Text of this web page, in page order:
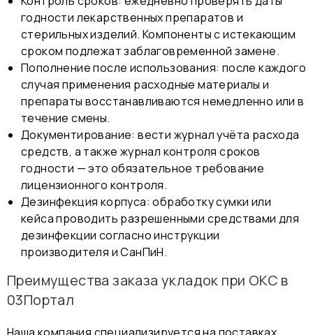
годности лекарственных препаратов и
стерильных изделий. Компоненты с истекающим
сроком подлежат заблаговременной замене.
Пополнение после использования: после каждого
случая применения расходные материалы и
препараты восстанавливаются немедленно или в
течение смены.
Документирование: вести журнал учёта расхода
средств, а также журнал контроля сроков
годности — это обязательное требование
лицензионного контроля.
Дезинфекция корпуса: обработку сумки или
кейса проводить разрешенными средствами для
дезинфекции согласно инструкции
производителя и СанПиН.
Преимущества заказа укладок при ОКС в
03Портал